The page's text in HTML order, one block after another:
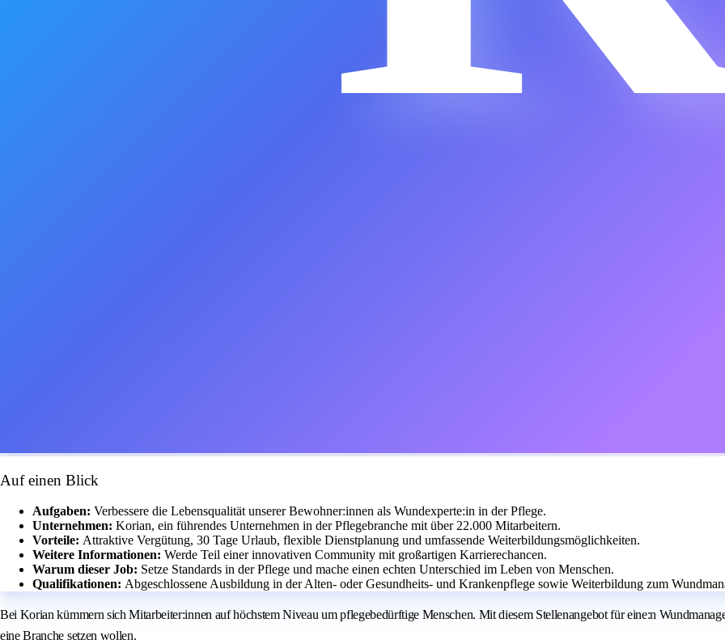
Auf einen Blick
Aufgaben: Verbessere die Lebensqualität unserer Bewohner:innen als Wundexperte:in in der Pflege.
Unternehmen: Korian, ein führendes Unternehmen in der Pflegebranche mit über 22.000 Mitarbeitern.
Vorteile: Attraktive Vergütung, 30 Tage Urlaub, flexible Dienstplanung und umfassende Weiterbildungsmöglichkeiten.
Weitere Informationen: Werde Teil einer innovativen Community mit großartigen Karrierechancen.
Warum dieser Job: Setze Standards in der Pflege und mache einen echten Unterschied im Leben von Menschen.
Qualifikationen: Abgeschlossene Ausbildung in der Alten- oder Gesundheits- und Krankenpflege sowie Weiterbildung zum
Bei Korian kümmern sich Mitarbeiter:innen auf höchstem Niveau um pflegebedürftige Menschen. Mit diesem Stellenangebot für eine:n
eine Branche setzen wollen.